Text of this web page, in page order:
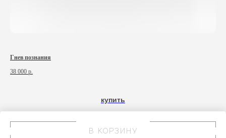
В КОРЗИНУ
Гнев познания
38 000 р.
купить